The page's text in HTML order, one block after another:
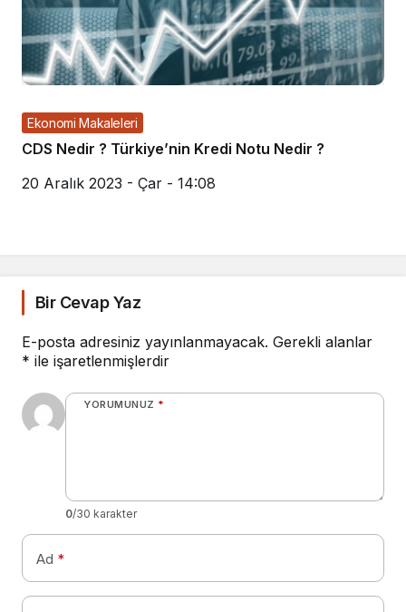
Ekonomi Makaleleri
CDS Nedir ? Türkiye’nin Kredi Notu Nedir ?
20 Aralık 2023 - Çar - 14:08
Bir Cevap Yaz
E-posta adresiniz yayınlanmayacak. Gerekli alanlar
* ile işaretlenmişlerdir
YORUMUNUZ *
0/30 karakter
Ad *